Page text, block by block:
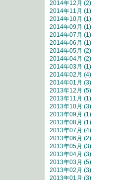
2014年12月 (2)
2014年11月 (1)
2014年10月 (1)
2014年09月 (1)
2014年07月 (1)
2014年06月 (1)
2014年05月 (2)
2014年04月 (2)
2014年03月 (1)
2014年02月 (4)
2014年01月 (3)
2013年12月 (5)
2013年11月 (1)
2013年10月 (3)
2013年09月 (1)
2013年08月 (1)
2013年07月 (4)
2013年06月 (2)
2013年05月 (3)
2013年04月 (3)
2013年03月 (5)
2013年02月 (3)
2013年01月 (3)